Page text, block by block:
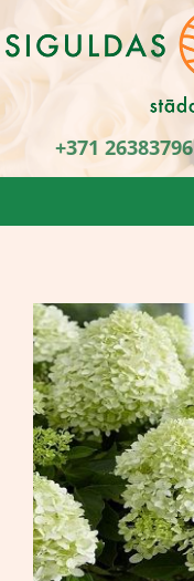
+371 26383796